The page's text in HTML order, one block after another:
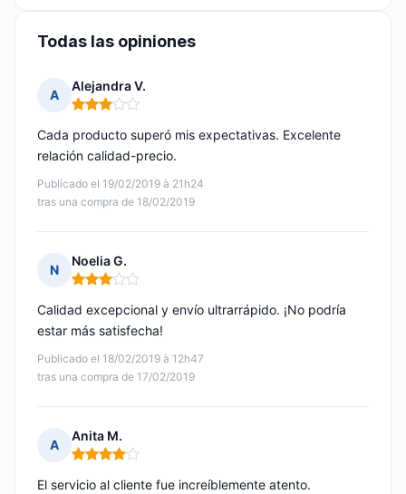
Todas las opiniones
A
Alejandra V.
Nota: 3 de 5
Publicado el 19/02/2019 à 21h24
tras una compra de 18/02/2019
Cada producto superó mis expectativas. Excelente
relación calidad-precio.
N
Noelia G.
Nota: 3 de 5
Publicado el 18/02/2019 à 12h47
tras una compra de 17/02/2019
Calidad excepcional y envío ultrarrápido. ¡No podría
estar más satisfecha!
A
Anita M.
Nota: 4 de 5
El servicio al cliente fue increíblemente atento.